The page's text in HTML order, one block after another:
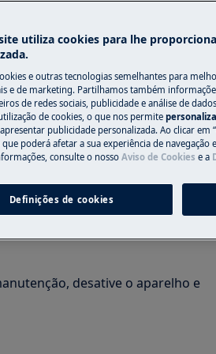
manual de utilizador do seu
ou manutenção.
desative o aparelho e
utiliza cookies para lhe
e outras tecnologias semelhantes para
e de marketing. Partilhamos também
de redes sociais, publicidade e análise de
de cookies, o que nos permite
publicidade personalizada. Ao clicar em
que poderá afetar a sua experiência de
consulte o nosso Aviso de Cookies e a
Definições de cookies